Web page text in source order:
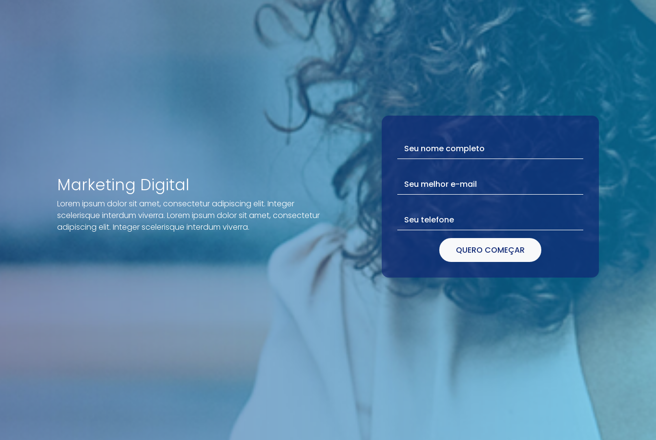
Marketing Digital
Lorem ipsum dolor sit amet, consectetur adipiscing elit. Integer
scelerisque interdum viverra. Lorem ipsum dolor sit amet, consectetur
adipiscing elit. Integer scelerisque interdum viverra.